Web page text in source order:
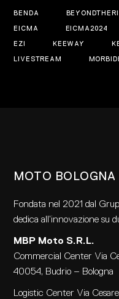
BENDA
EICMA EICMA2024
EZI KEEWAY
LIVESTREAM
MOTO BOLOGNA
Fondata nel 2021 dal
dedica all’innovazione su
MBP Moto S.R.L.
Commercial Center Via
40054, Budrio – Bologna
Logistic Center Via